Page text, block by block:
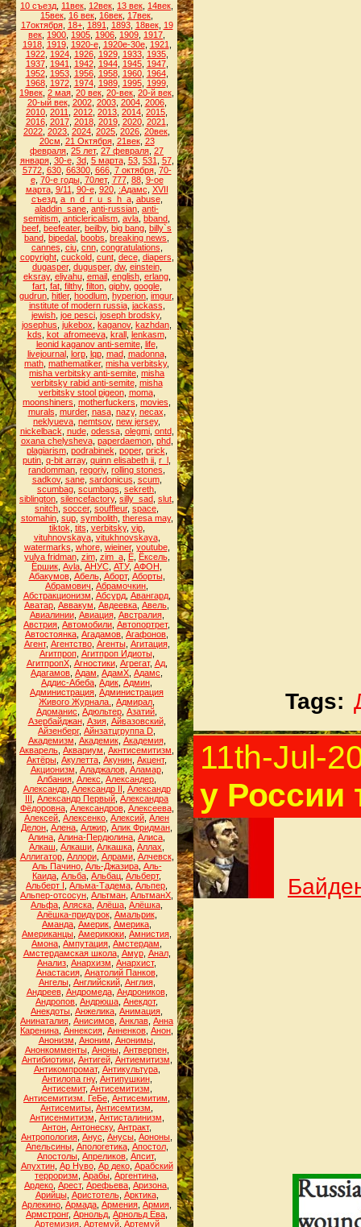
10 съезд 11век 12век 13 век 14век
15век 16 век 16век 17век
17октября, 18+, 1891 1893, 18век, 19
век 1900 1905 1906 1909 1917
1918, 1919, 1920-е, 1920е-30е, 1921
1922, 1924, 1926, 1929, 1933, 1935,
1937, 1941 1942, 1944, 1945, 1947,
1952, 1953, 1956, 1958, 1960, 1964,
1968, 1972, 1974, 1989, 1995, 1999,
19век 2 мая 20 век 20-век 20-й век
20-ый век, 2002, 2003, 2004, 2006,
2010 2011 2012 2013 2014 2015
2016, 2017, 2018, 2019, 2020, 2021
2022 2023 2024 2025 2026 20век
20см 21 Октября, 21век, 23
февраля 25 лет, 27 февраля 27
января, 30-е, 3d, 5 марта, 53, 531 57,
5772, 630, 66300, 666, 7 октября, 70-
е, 70-е годы, 70лет, 777, 88, 9-ое
марта, 9/11 90-е, 920, :Адамс XVII
съезд, a_n_d_r_u_s_h_a, abuse,
aladdin_sane anti-russian anti-
semitism anticlericalism avla bband
beef beefeater, beilby, big bang billy`s
band bipedal boobs breaking news
cannes ciu, cnn, congratulations
copyright, cuckold, cunt, dece, diapers
dugasper, dugusper, dw, einstein,
eksray, eliyahu, email, english, erlang,
fart, fat, filthy, filton, giphy, google,
gudrun hitler, hoodlum hyperion imgur,
institute of modern russia, jackass
jewish joe pesci joseph brodsky,
josephus jukebox kaganov, kazhdan
kds kot_afromeeva, krall, lenkasm,
leonid kaganov anti-semite, life,
livejournal, lorp, lqp, mad, madonna,
math mathematiker, misha verbitsky,
misha verbitsky anti-semite misha
verbitsky rabid anti-semite, misha
verbitsky stool pigeon, moma,
moonshiners motherfuckers movies
murals murder, nasa, nazy, necax
neklyueva nemtsov, new jersey,
nickelback nude, odessa, olegmi, ontd,
oxana chelysheva, paperdaemon, phd,
plagiarism, podrabinek poper, prick
putin q-bit array, quinn elisabeth ii r_l
randomman regoriy, rolling stones
sadkov, sane, sardonicus scum,
scumbag scumbags sekreth
siblington silencefactory, silly_sad slut
snitch soccer, souffleur, space
stomahin, sup, symbolith, theresa may,
tiktok tits verbitsky, vip,
vituhnovskaya, vitukhnovskaya,
watermarks whore, wieiner, youtube,
yulya fridman, zim, zim_a, Ё, Ёксель,
Ёршик Аvla АНУС АТУ, АФОН
Абакумов, Абель, Аборт, Аборты,
Абрамович Абрамочкин
Абстракционизм Абсурд, Авангард,
Аватар Аввакум Авдеевка Авель
Авиалинии, Авиация, Австралия,
Австрия Автомобили Автопортрет,
Автостоянка Агадамов Агафонов
Агент, Агентство, Агенты, Агитация,
Агитпроп, Агитпроп Идиоты,
АгитпропХ, Агностики, Агрегат, Ад,
Адагамов Адам АдамХ Адамс
Аддис-Абеба Адик Админ
Администрация Администрация
Живого Журнала.
Адмирал
Адоманис Адюльтер Азатий
Азербайджан, Азия, Айвазовский,
Айзенберг, Айнзатцгруппа D
Академизм Академик, Академия,
Акварель Аквариум Акнтисемитизм
Актёры Акулетта Акунин Акцент,
Акционизм Аладжалов, Аламар,
Албания Алекс Александер
Александр, Александр II Александр
III Александр Первый Александра
Фёдоровна, Александров, Алексеева,
Алексей Алексенко Алексий Ален
Делон Алена Алжир Алик Фридман
Алина Алина-Пердюлина Алиса
Алкаш Алкаши Алкашка Аллах
Аллигатор, Аллори, Алрами, Алчевск,
Аль Пачино, Аль-Джазира, Аль-
Каида Альба Альбац Альберт,
Альберт I Альма-Тадема Альпер
Альпер-отсосун Альтман АльтманХ
Альфа Аляска Алёша Алёшка
Алёшка-придурок, Амальрик,
Аманда Америк Америка
Американцы Америкюки Амнистия
Амона Ампутация Амстердам
Амстердамская школа, Амур, Анал,
Анализ Анархизм Анархист,
Анастасия, Анатолий Панков,
Ангелы, Английский, Англия,
Андреев, Андромеда, Андроников,
Андропов Андрюша Анекдот,
Анекдоты Анжелика Анимация
Анинаталия Анисимов Анклав Анна
Каренина Аннексия Анненков Анон
Анонизм Аноним Анонимы,
Анонкомменты, Аноны, Антверпен,
Антибиотики, Антигей, Антиемитизм
Антикомпромат, Антикультура,
Антилопа гну, Антипушкин,
Антисемит, Антисемитизм
Антисемитизм. ГеБе Антисемитим
Антисемиты Антисемтизм
Антисенмитизм Антисталинизм
Антон Антонеску, Антракт,
Антропология Анус Анусы Аононы
Апельсины, Апологетика, Апостол,
Апостолы Апреликов Апсит,
Апухтин, Ар Нуво, Ар деко, Арабский
терроризм Арабы Аргентина
Ардеко Арест, Арефьева Аризона
Арийцы, Аристотель, Арктика,
Арлекино Армада Армения Армия
Армстронг, Арнольд Арнольд Ева
Артемизия, Артемуй, Артемуй
Tags:
11th-Jul-
у России